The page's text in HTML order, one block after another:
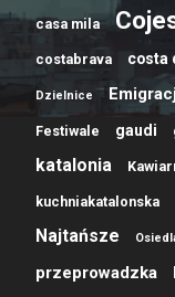
casa mila
costabrava costa
Dzielnice
Festiwale gaudi
katalonia
kuchniakatalonska
Najtańsze
przeprowadzka